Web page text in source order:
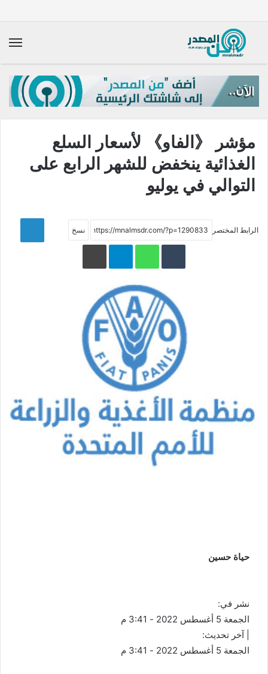
مؤشر 《الفاو》 لأسعار السلع
الغذائية ينخفض للشهر الرابع على
التوالي في يوليو
الرابط المختصر
LinkedIn
WhatsApp
Telegramطباعة
حياة حسين
نشر في:
الجمعة 5 أغسطس 2022 - 3:41 م
| آخر تحديث:
الجمعة 5 أغسطس 2022 - 3:41 م